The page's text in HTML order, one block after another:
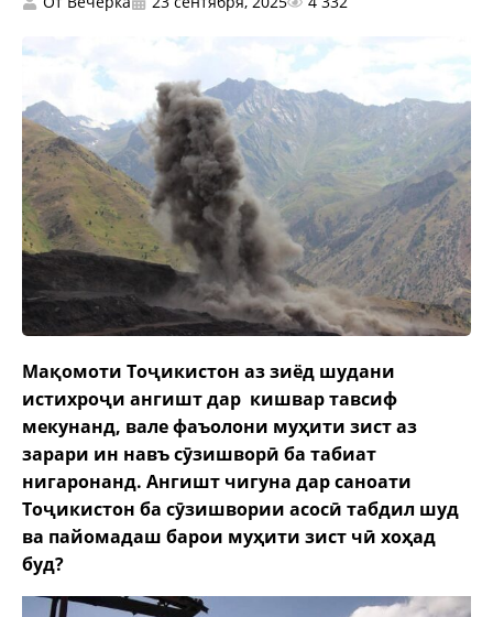
Мақомоти Тоҷикистон аз зиёд шудани
истихроҷи ангишт дар кишвар тавсиф
мекунанд, вале фаъолони муҳити зист аз
зарари ин навъ сӯзишворӣ ба табиат
нигаронанд. Ангишт чигуна дар саноати
Тоҷикистон ба сӯзишвории асосӣ табдил шуд
ва пайомадаш барои муҳити зист чӣ хоҳад
буд?